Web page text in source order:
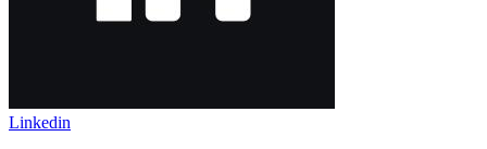
Linkedin